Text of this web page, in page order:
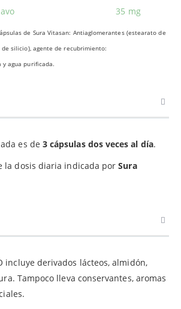
35 mg
de Sura Vitasan: Antiaglomerantes (estearato de
silicio), agente de recubrimiento:
agua purificada.
es de 3 cápsulas dos veces al día.
la dosis diaria indicada porSura
incluye derivados lácteos, almidón,
Tampoco lleva conservantes, aromas